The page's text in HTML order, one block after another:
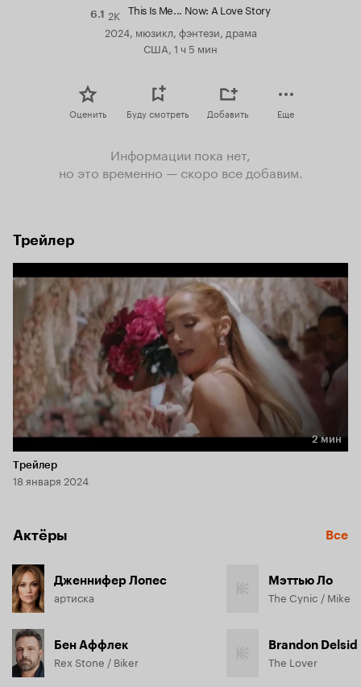
6.1Рейтинг
Кинопоиска
2K This Is Me... Now: A Love Story
2024, мюзикл, фэнтези, драма
США, 1 ч 5 мин
Оценить Буду смотреть Добавить Еще
Информации пока нет,
но это временно — скоро все добавим.
Трейлер
Длительность 2 мин
2 мин
Трейлер
18 января 2024
Актёры Все
Дженнифер Лопес
артиска
Бен Аффлек
Rex Stone / Biker
Мэттью Ло
The Cynic / Mike
Brandon Delsid
The Lover